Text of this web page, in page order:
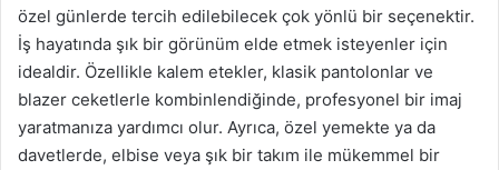
özel günlerde tercih edilebilecek çok yönlü bir seçenektir.
İş hayatında şık bir görünüm elde etmek isteyenler için
idealdir. Özellikle kalem etekler, klasik pantolonlar ve
blazer ceketlerle kombinlendiğinde, profesyonel bir imaj
yaratmanıza yardımcı olur. Ayrıca, özel yemekte ya da
davetlerde, elbise veya şık bir takım ile mükemmel bir